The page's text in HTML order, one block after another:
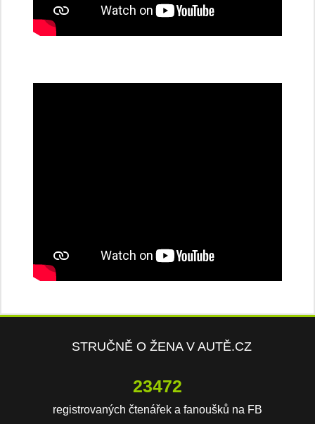
STRUČNĚ O ŽENA V AUTĚ.CZ
23472
registrovaných čtenářek a fanoušků na FB